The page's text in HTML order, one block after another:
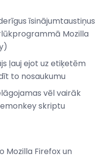
īsinājumtaustiņus
Mozilla
ļauj ejot uz etiķetēm
to nosaukumu
vēl vairāk
skriptu
Mozilla Firefox un